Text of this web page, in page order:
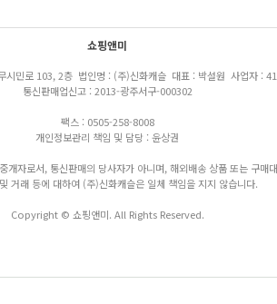
쇼핑앤미
시민로 103, 2층 법인명 : (주)신화캐슬 대표 : 박설원 사업자 :
통신판매업신고 : 2013-광주서구-000302
팩스 : 0505-258-8008
개인정보관리 책임 및 담당 : 윤상권
개자로서, 통신판매의 당사자가 아니며, 해외배송 상품 또는 구매
거래 등에 대하여 (주)신화캐슬은 일체 책임을 지지 않습니다.
Copyright © 쇼핑앤미. All Rights Reserved.